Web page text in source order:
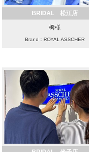
BRIDAL 松江店
栂様
Brand：ROYAL ASSCHER